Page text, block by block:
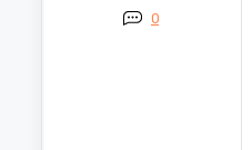
0